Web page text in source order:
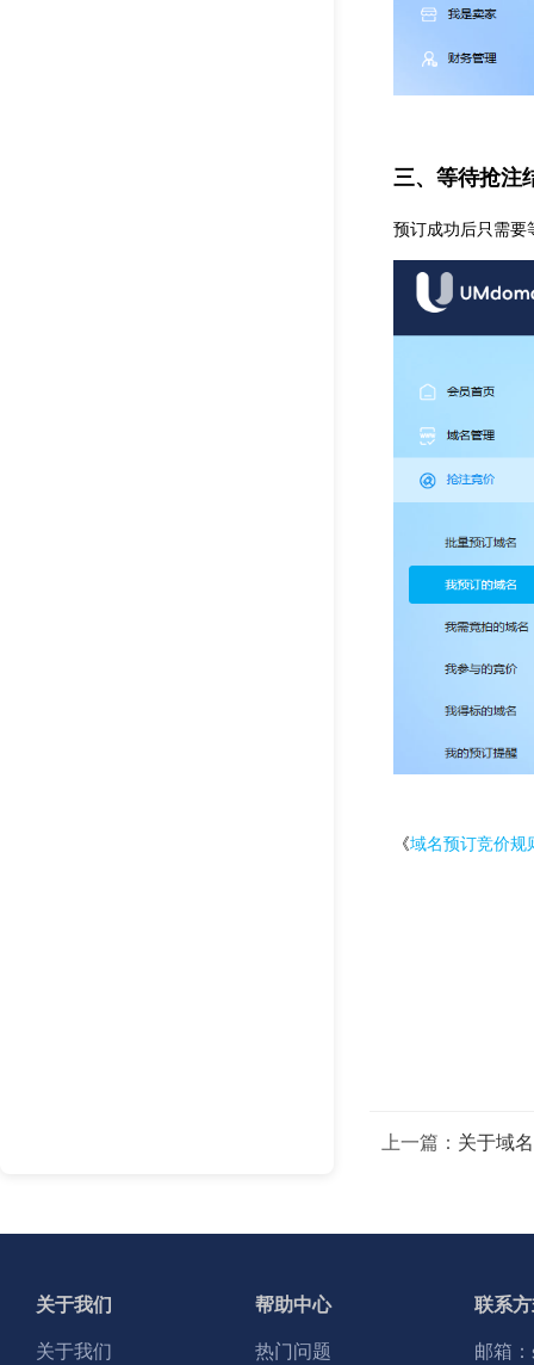
三、等待抢注
预订成功后只需要
《域名预订竞价规
上一篇： 关于域
关于我们
关于我们
帮助中心
热门问题
联系
邮箱：